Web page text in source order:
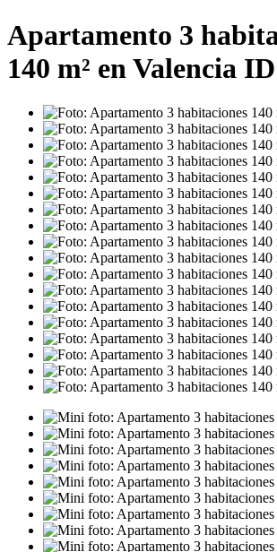
Apartamento 3
140 m² en Valencia